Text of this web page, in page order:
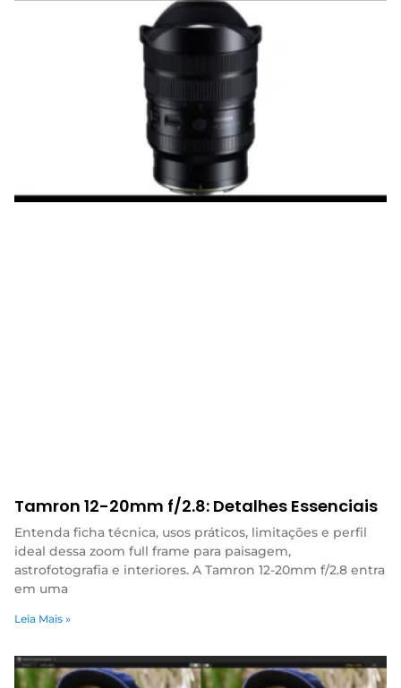
Tamron 12-20mm f/2.8: Detalhes Essenciais
Entenda ficha técnica, usos práticos, limitações e perfil
ideal dessa zoom full frame para paisagem,
astrofotografia e interiores. A Tamron 12-20mm f/2.8 entra
em uma
Leia Mais »